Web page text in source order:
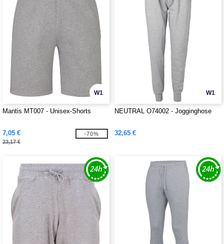
W1
Mantis MT007 - Unisex-Shorts
7,05 €
23,17 €
-70%
W1
NEUTRAL O74002 - Jogginghose
32,65 €